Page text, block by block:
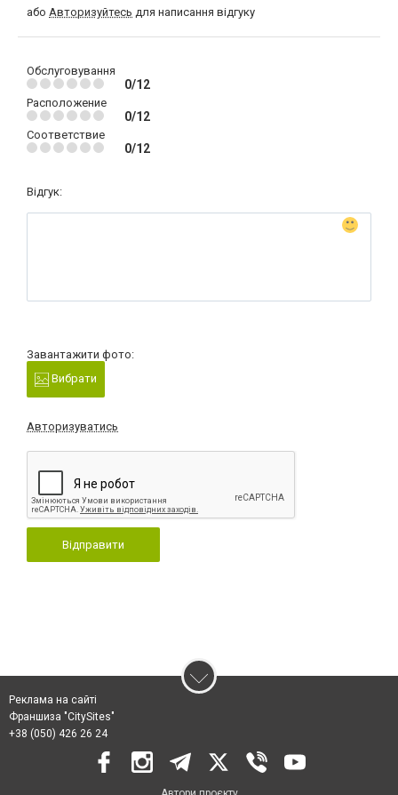
або Авторизуйтесь для написання відгуку
Обслуговування
0/12
Расположение
0/12
Соответствие
0/12
Відгук:
Завантажити фото:
Вибрати
Авторизуватись
Відправити
Реклама на сайті
Франшиза "CitySites"
+38 (050) 426 26 24